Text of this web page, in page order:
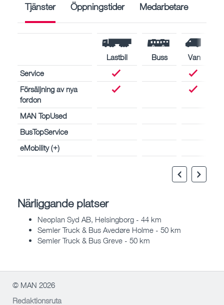
Tjänster Öppningstider Medarbetare
Lastbil Buss
Van
Service
Försäljning av nya
fordon
MAN TopUsed
BusTopService
eMobility (+)
Närliggande platser
Neoplan Syd AB, Helsingborg - 44 km
Semler Truck & Bus Avedøre Holme - 50 km
Semler Truck & Bus Greve - 50 km
© MAN 2026
Redaktionsruta